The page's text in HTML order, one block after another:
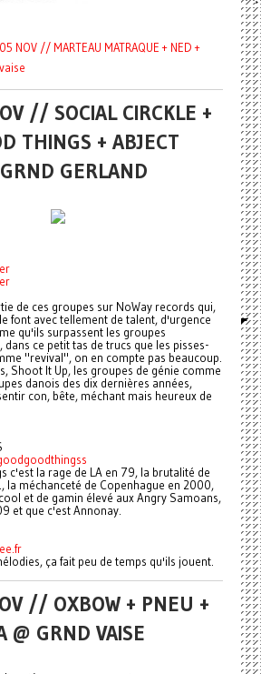
NOV // MARTEAU MATRAQUE + NED +
// SOCIAL CIRCKLE +
THINGS + ABJECT
GERLAND
de ces groupes sur NoWay records qui,
font avec tellement de talent, d'urgence
qu'ils surpassent les groupes
dans ce petit tas de trucs que les pisses-
"revival", on en compte pas beaucoup.
Shoot It Up, les groupes de génie comme
danois des dix dernières années,
con, bête, méchant mais heureux de
c'est la rage de LA en 79, la brutalité de
la méchanceté de Copenhague en 2000,
et de gamin élevé aux Angry Samoans,
et que c'est Annonay.
ça fait peu de temps qu'ils jouent.
// OXBOW + PNEU +
@ GRND VAISE